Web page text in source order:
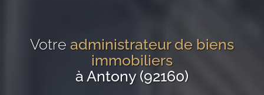
Votre administrateur de biens
immobiliers
à Antony (92160)